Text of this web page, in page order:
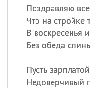
Поздравляю
Что на стройке
В воскресенья
Без обеда
Пусть
Недоверчивый